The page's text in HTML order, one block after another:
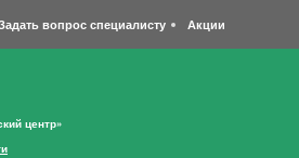
вопрос специалисту Акции
центр»